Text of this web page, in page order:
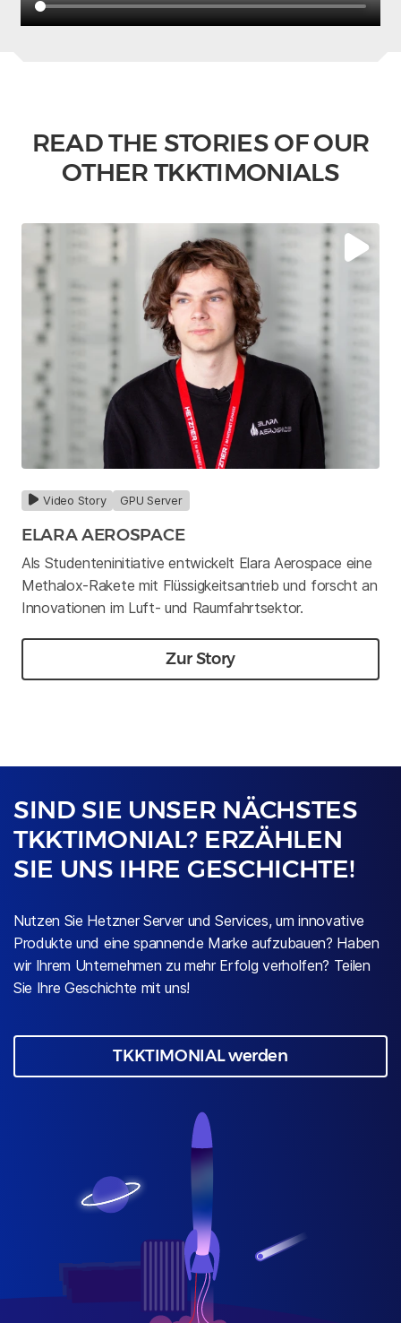
READ THE STORIES OF OUR
OTHER TKKTIMONIALS
Video Story GPU Server
ELARA AEROSPACE
Als Studenteninitiative entwickelt Elara Aerospace eine
Methalox-Rakete mit Flüssigkeitsantrieb und forscht an
Innovationen im Luft- und Raumfahrtsektor.
Zur Story
SIND SIE UNSER NÄCHSTES
TKKTIMONIAL? ERZÄHLEN
SIE UNS IHRE GESCHICHTE!
Nutzen Sie Hetzner Server und Services, um innovative
Produkte und eine spannende Marke aufzubauen? Haben
wir Ihrem Unternehmen zu mehr Erfolg verholfen? Teilen
Sie Ihre Geschichte mit uns!
TKKTIMONIAL werden